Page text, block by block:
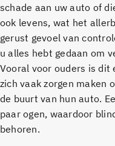
schade aan uw auto of
ook levens, wat het
gerust gevoel van
u alles hebt gedaan om
Vooral voor ouders is dit
zich vaak zorgen maken
de buurt van hun auto.
paar ogen, waardoor
behoren.